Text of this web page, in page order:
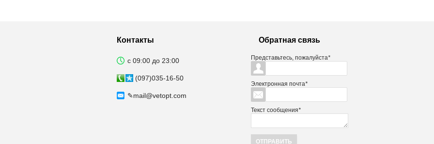
Контакты
с 09:00 до 23:00
(097)035-16-50
✎mail@vetopt.com
Обратная связь
Представьтесь, пожалуйста*
Электронная почта*
Текст сообщения*
ОТПРАВИТЬ